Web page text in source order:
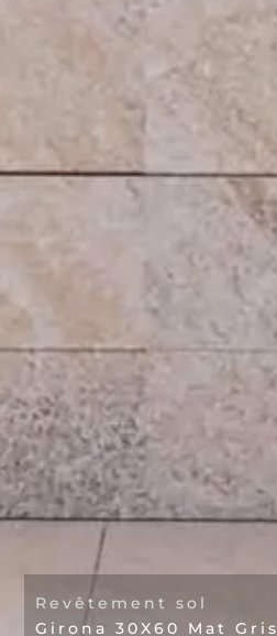
Revêtement sol
Girona 30X60 Mat Gris